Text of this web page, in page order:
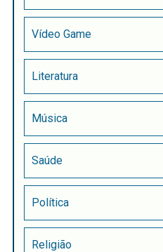
Vídeo Game
Literatura
Música
Saúde
Política
Religião